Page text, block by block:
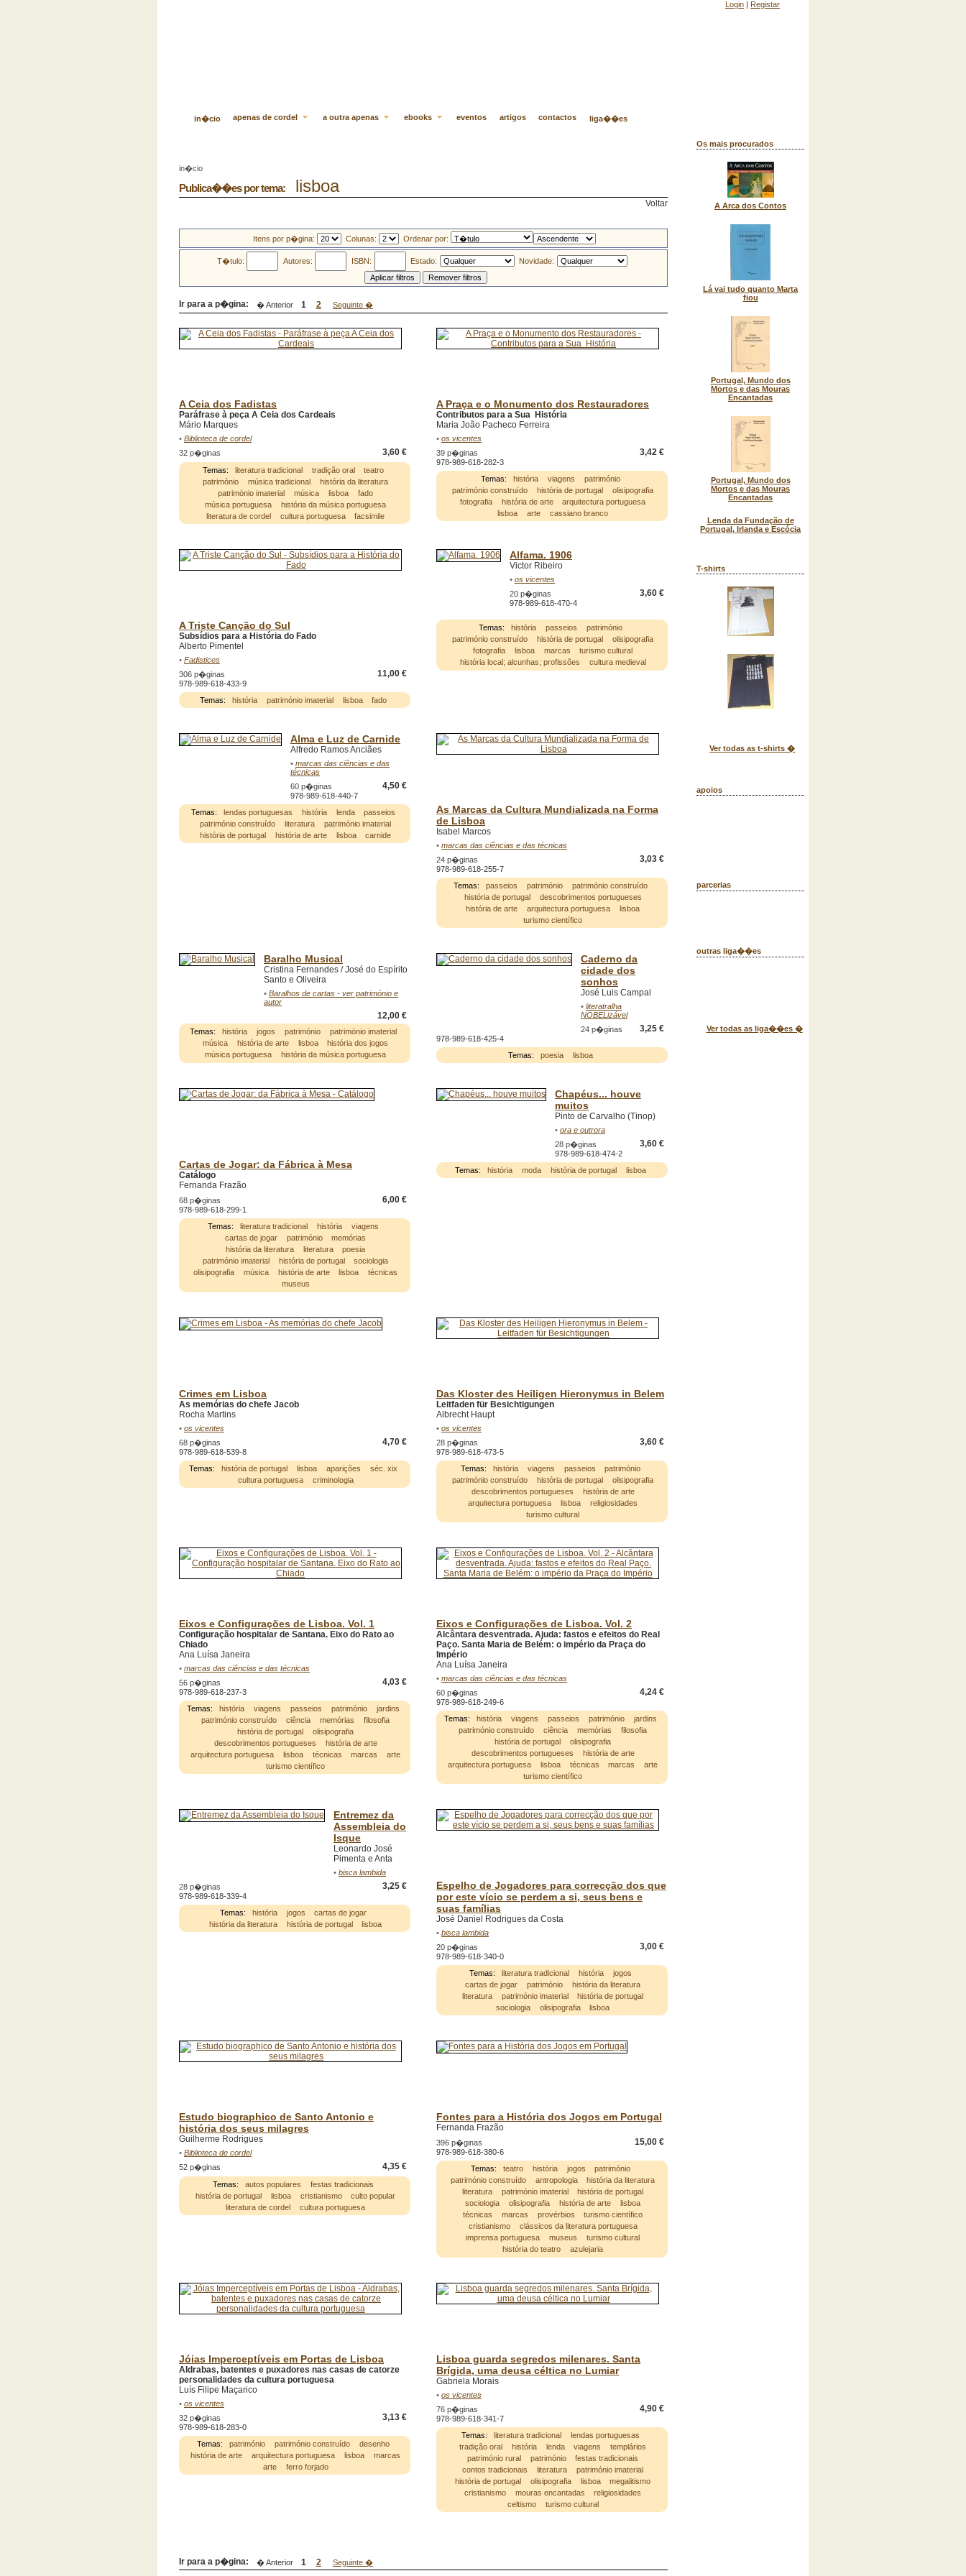
Login | Registar
in�cio apenas de cordel a outra apenas ebooks eventos artigos contactos liga��es
Os mais procurados
A Arca dos Contos
Lá vai tudo quanto Marta
fiou
Portugal, Mundo dos
Mortos e das Mouras
Encantadas
Portugal, Mundo dos
Mortos e das Mouras
Encantadas
Lenda da Fundação de
Portugal, Irlanda e Escócia
T-shirts
Ver todas as t-shirts �
apoios
parcerias
outras liga��es
Ver todas as liga��es �
in�cio
Publica��es por tema: lisboa
Voltar
Itens por p�gina: Colunas: Ordenar por:
T�tulo: Autores: ISBN: Estado: Novidade:
Ir para a p�gina: � Anterior 1 2 Seguinte �
A Ceia dos Fadistas
Paráfrase à peça A Ceia dos Cardeais
Mário Marques
• Biblioteca de cordel
3,60 €
32 p�ginas
Temas: literatura tradicional tradição oral
teatro
património
música tradicional
história da literatura
património imaterial
música lisboa
fado
música portuguesa
história da música portuguesa
literatura de cordel
cultura portuguesa facsimile
A Praça e o Monumento dos Restauradores
Contributos para a Sua História
Maria João Pacheco Ferreira
• os vicentes
3,42 €
39 p�ginas
978-989-618-282-3
Temas:
história viagens
património
património construído
história de portugal
olisipografia
fotografia
história de arte
arquitectura portuguesa
lisboa
arte cassiano branco
A Triste Canção do Sul
Subsídios para a História do Fado
Alberto Pimentel
• Fadistices
11,00 €
306 p�ginas
978-989-618-433-9
Temas:
história património imaterial lisboa fado
Alfama. 1906
Victor Ribeiro
• os vicentes
3,60 €
20 p�ginas
978-989-618-470-4
Temas: história passeios
património
património construído
história de portugal
olisipografia
fotografia
lisboa marcas
turismo cultural
história local; alcunhas; profissões
cultura medieval
Alma e Luz de Carnide
Alfredo Ramos Anciães
• marcas das ciências e das
técnicas
4,50 €
60 p�ginas
978-989-618-440-7
Temas:
lendas portuguesas história lenda
passeios
património construído
literatura
património imaterial
história de portugal
história de arte lisboa carnide
As Marcas da Cultura Mundializada na Forma
de Lisboa
Isabel Marcos
• marcas das ciências e das técnicas
3,03 €
24 p�ginas
978-989-618-255-7
Temas:
passeios património
património construído
história de portugal
descobrimentos portugueses
história de arte
arquitectura portuguesa
lisboa
turismo científico
Baralho Musical
Cristina Fernandes / José do Espírito
Santo e Oliveira
• Baralhos de cartas - ver património e
autor
12,00 €
Temas: história jogos património
património imaterial
música
história de arte lisboa
história dos jogos
música portuguesa
história da música portuguesa
Caderno da
cidade dos
sonhos
José Luis Campal
• literatralha
NOBELizável
3,25 €
24 p�ginas
978-989-618-425-4
Temas:
poesia lisboa
Cartas de Jogar: da Fábrica à Mesa
Catálogo
Fernanda Frazão
6,00 €
68 p�ginas
978-989-618-299-1
Temas:
literatura tradicional história
viagens
cartas de jogar
património
memórias
história da literatura
literatura
poesia
património imaterial
história de portugal
sociologia
olisipografia
música história de arte lisboa
técnicas
museus
Chapéus... houve
muitos
Pinto de Carvalho (Tinop)
• ora e outrora
3,60 €
28 p�ginas
978-989-618-474-2
Temas:
história moda história de portugal lisboa
Crimes em Lisboa
As memórias do chefe Jacob
Rocha Martins
• os vicentes
4,70 €
68 p�ginas
978-989-618-539-8
Temas:
história de portugal lisboa aparições
séc. xix
cultura portuguesa
criminologia
Das Kloster des Heiligen Hieronymus in Belem
Leitfaden für Besichtigungen
Albrecht Haupt
• os vicentes
3,60 €
28 p�ginas
978-989-618-473-5
Temas:
história viagens passeios
património
património construído
história de portugal
olisipografia
descobrimentos portugueses
história de arte
arquitectura portuguesa
lisboa
religiosidades
turismo cultural
Eixos e Configurações de Lisboa. Vol. 1
Configuração hospitalar de Santana. Eixo do Rato ao
Chiado
Ana Luísa Janeira
• marcas das ciências e das técnicas
4,03 €
56 p�ginas
978-989-618-237-3
Temas:
história viagens passeios património
jardins
património construído
ciência memórias
filosofia
história de portugal
olisipografia
descobrimentos portugueses
história de arte
arquitectura portuguesa
lisboa técnicas marcas
arte
turismo científico
Eixos e Configurações de Lisboa. Vol. 2
Alcântara desventrada. Ajuda: fastos e efeitos do Real
Paço. Santa Maria de Belém: o império da Praça do
Império
Ana Luísa Janeira
• marcas das ciências e das técnicas
4,24 €
60 p�ginas
978-989-618-249-6
Temas:
história viagens passeios património
jardins
património construído
ciência memórias
filosofia
história de portugal
olisipografia
descobrimentos portugueses
história de arte
arquitectura portuguesa
lisboa técnicas marcas
arte
turismo científico
Entremez da
Assembleia do
Isque
Leonardo José
Pimenta e Anta
• bisca lambida
3,25 €
28 p�ginas
978-989-618-339-4
Temas:
história jogos
cartas de jogar
história da literatura
história de portugal lisboa
Espelho de Jogadores para correcção dos que
por este vício se perdem a si, seus bens e
suas famílias
José Daniel Rodrigues da Costa
• bisca lambida
3,00 €
20 p�ginas
978-989-618-340-0
Temas:
literatura tradicional história
jogos
cartas de jogar
património
história da literatura
literatura
património imaterial
história de portugal
sociologia
olisipografia lisboa
Estudo biographico de Santo Antonio e
história dos seus milagres
Guilherme Rodrigues
• Biblioteca de cordel
4,35 €
52 p�ginas
Temas: autos populares
festas tradicionais
história de portugal
lisboa cristianismo
culto popular
literatura de cordel
cultura portuguesa
Fontes para a História dos Jogos em Portugal
Fernanda Frazão
15,00 €
396 p�ginas
978-989-618-380-6
Temas:
teatro história jogos
património
património construído
antropologia
história da literatura
literatura
património imaterial
história de portugal
sociologia
olisipografia história de arte
lisboa
técnicas
marcas provérbios
turismo científico
cristianismo
clássicos da literatura portuguesa
imprensa portuguesa
museus
turismo cultural
história do teatro
azulejaria
Jóias Imperceptíveis em Portas de Lisboa
Aldrabas, batentes e puxadores nas casas de catorze
personalidades da cultura portuguesa
Luís Filipe Maçarico
• os vicentes
3,13 €
32 p�ginas
978-989-618-283-0
Temas:
património património construído
desenho
história de arte
arquitectura portuguesa lisboa
marcas
arte
ferro forjado
Lisboa guarda segredos milenares. Santa
Brígida, uma deusa céltica no Lumiar
Gabriela Morais
• os vicentes
4,90 €
76 p�ginas
978-989-618-341-7
Temas:
literatura tradicional
lendas portuguesas
tradição oral
história lenda viagens
templários
património rural
património
festas tradicionais
contos tradicionais
literatura
património imaterial
história de portugal
olisipografia lisboa
megalitismo
cristianismo
mouras encantadas
religiosidades
celtismo
turismo cultural
Ir para a p�gina: � Anterior 1 2 Seguinte �